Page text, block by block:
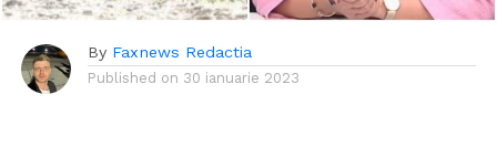
By Faxnews Redactia
Published on 30 ianuarie 2023